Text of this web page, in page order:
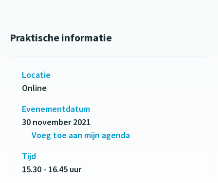
Praktische informatie
Locatie
Online
Evenementdatum
30 november 2021
Voeg toe aan mijn agenda
Tijd
15.30 - 16.45 uur